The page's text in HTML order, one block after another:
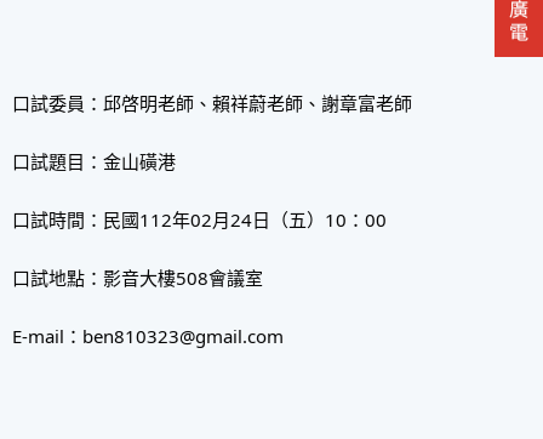
口試委員：邱啓明老師、賴祥蔚老師、謝章富老師
口試題目：金山磺港
口試時間：民國112年02月24日（五）10：00
口試地點：影音大樓508會議室
E-mail：ben810323@gmail.com